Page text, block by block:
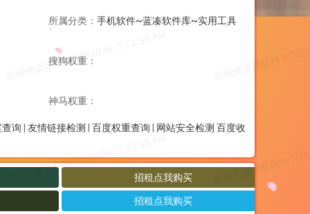
所属分类：手机软件~蓝凑软件库~实用工具
搜狗权重：
神马权重：
查询 友情链接检测 百度权重查询 网站安全检测 百度收